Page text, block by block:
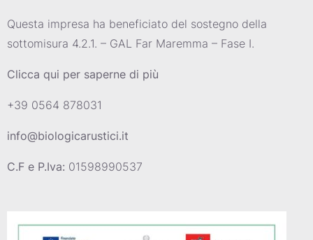
Questa impresa ha beneficiato del sostegno della
sottomisura 4.2.1. – GAL Far Maremma – Fase I.
Clicca qui per saperne di più
+39 0564 878031
info@biologicarustici.it
C.F e P.Iva: 01598990537